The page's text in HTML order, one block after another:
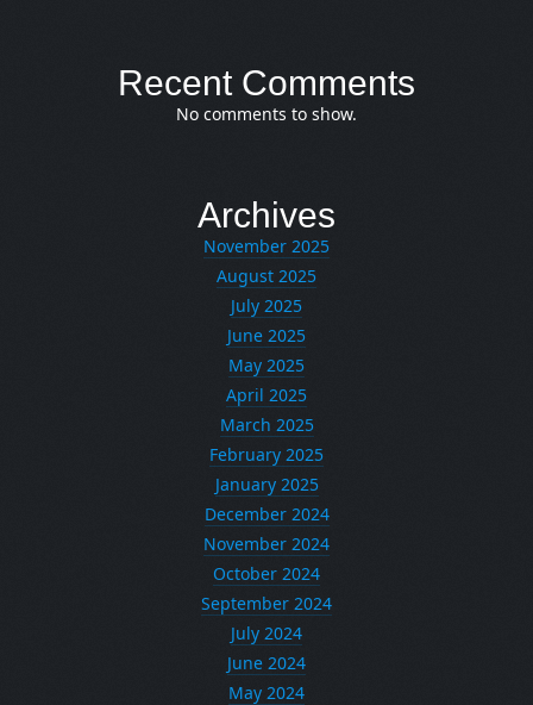
Recent Comments
No comments to show.
Archives
November 2025
August 2025
July 2025
June 2025
May 2025
April 2025
March 2025
February 2025
January 2025
December 2024
November 2024
October 2024
September 2024
July 2024
June 2024
May 2024